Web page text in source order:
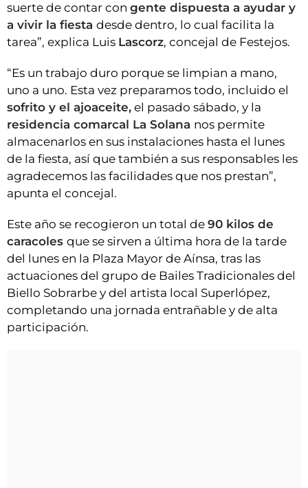
suerte de contar con gente dispuesta a ayudar y
a vivir la fiesta desde dentro, lo cual facilita la
tarea”, explica Luis Lascorz, concejal de Festejos.
“Es un trabajo duro porque se limpian a mano,
uno a uno. Esta vez preparamos todo, incluido el
sofrito y el ajoaceite, el pasado sábado, y la
residencia comarcal La Solana nos permite
almacenarlos en sus instalaciones hasta el lunes
de la fiesta, así que también a sus responsables les
agradecemos las facilidades que nos prestan”,
apunta el concejal.
Este año se recogieron un total de 90 kilos de
caracoles que se sirven a última hora de la tarde
del lunes en la Plaza Mayor de Aínsa, tras las
actuaciones del grupo de Bailes Tradicionales del
Biello Sobrarbe y del artista local Superlópez,
completando una jornada entrañable y de alta
participación.